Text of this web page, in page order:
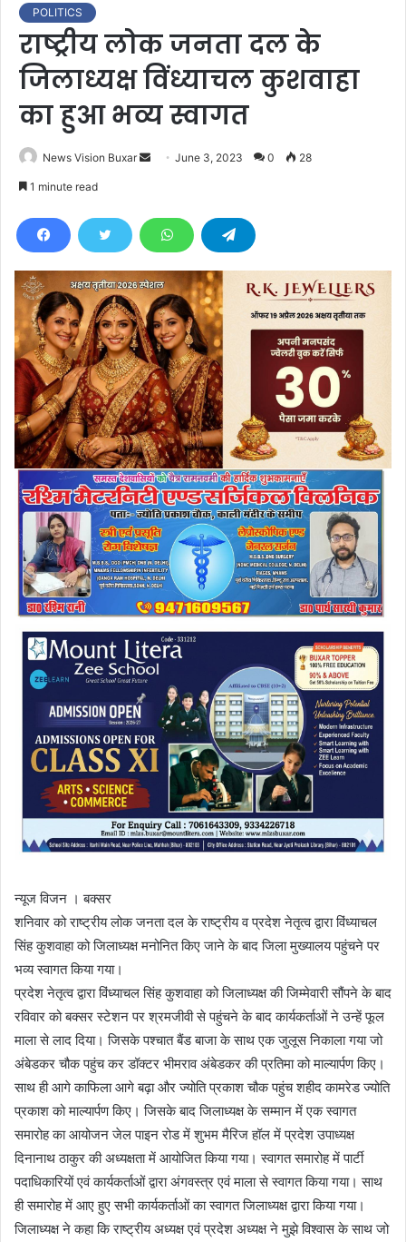
POLITICS
राष्ट्रीय लोक जनता दल के
जिलाध्यक्ष विंध्याचल कुशवाहा
का हुआ भव्य स्वागत
News Vision Buxar
d
e
m
a
i
l
June 3, 2023 0 28
1 minute read
न्यूज विजन । बक्सर
शनिवार को राष्ट्रीय लोक जनता दल के राष्ट्रीय व प्रदेश नेतृत्व द्वारा विंध्याचल
सिंह कुशवाहा को जिलाध्यक्ष मनोनित किए जाने के बाद जिला मुख्यालय पहुंचने पर
भव्य स्वागत किया गया।
प्रदेश नेतृत्व द्वारा विंध्याचल सिंह कुशवाहा को जिलाध्यक्ष की जिम्मेवारी सौंपने के बाद
रविवार को बक्सर स्टेशन पर श्रमजीवी से पहुंचने के बाद कार्यकर्ताओं ने उन्हें फूल
माला से लाद दिया। जिसके पश्चात बैंड बाजा के साथ एक जुलूस निकाला गया जो
अंबेडकर चौक पहुंच कर डॉक्टर भीमराव अंबेडकर की प्रतिमा को माल्यार्पण किए।
साथ ही आगे काफिला आगे बढ़ा और ज्योति प्रकाश चौक पहुंच शहीद कामरेड ज्योति
प्रकाश को माल्यार्पण किए। जिसके बाद जिलाध्यक्ष के सम्मान में एक स्वागत
समारोह का आयोजन जेल पाइन रोड में शुभम मैरिज हॉल में प्रदेश उपाध्यक्ष
दिनानाथ ठाकुर की अध्यक्षता में आयोजित किया गया। स्वागत समारोह में पार्टी
पदाधिकारियों एवं कार्यकर्ताओं द्वारा अंगवस्त्र एवं माला से स्वागत किया गया। साथ
ही समारोह में आए हुए सभी कार्यकर्ताओं का स्वागत जिलाध्यक्ष द्वारा किया गया।
जिलाध्यक्ष ने कहा कि राष्ट्रीय अध्यक्ष एवं प्रदेश अध्यक्ष ने मुझे विश्वास के साथ जो